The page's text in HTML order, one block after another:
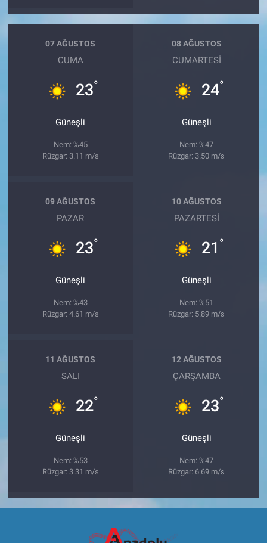
07 AĞUSTOS
CUMA
23°
Güneşli
Nem: %45
Rüzgar: 3.11 m/s
08 AĞUSTOS
CUMARTESI
24°
Güneşli
Nem: %47
Rüzgar: 3.50 m/s
09 AĞUSTOS
PAZAR
23°
Güneşli
Nem: %43
Rüzgar: 4.61 m/s
10 AĞUSTOS
PAZARTESI
21 °
Güneşli
Nem: %51
Rüzgar: 5.89 m/s
11 AĞUSTOS
SALI
22°
Güneşli
Nem: %53
Rüzgar: 3.31 m/s
12 AĞUSTOS
ÇARŞAMBA
23°
Güneşli
Nem: %47
Rüzgar: 6.69 m/s